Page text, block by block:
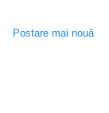
Postare mai nouă